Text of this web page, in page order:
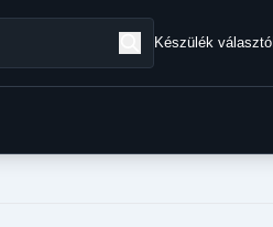
Készülék választó